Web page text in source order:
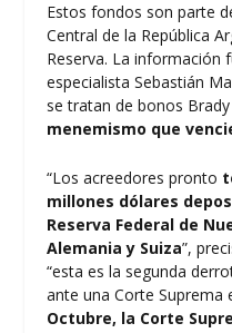
Estos fondos son parte
Central de la República
Reserva. La información
especialista Sebastián
se tratan de bonos Brady
menemismo que
“Los acreedores pronto
millones dólares
Reserva Federal de
Alemania y Suiza”,
“esta es la segunda
ante una Corte Suprema
Octubre, la Corte